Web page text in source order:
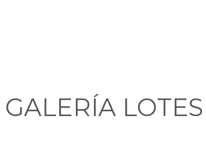
GALERÍA LOTES